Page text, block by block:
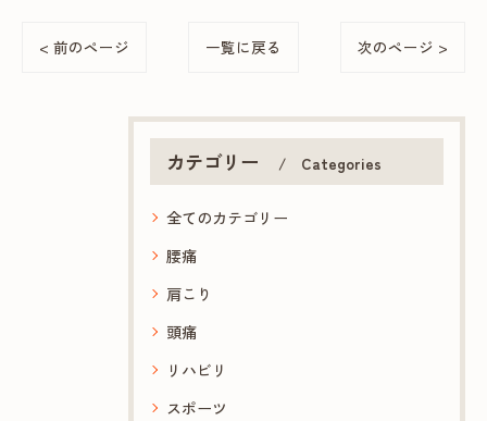
< 前のページ 一覧に戻る 次のページ >
カテゴリー Categories
全てのカテゴリー
腰痛
肩こり
頭痛
リハビリ
スポーツ